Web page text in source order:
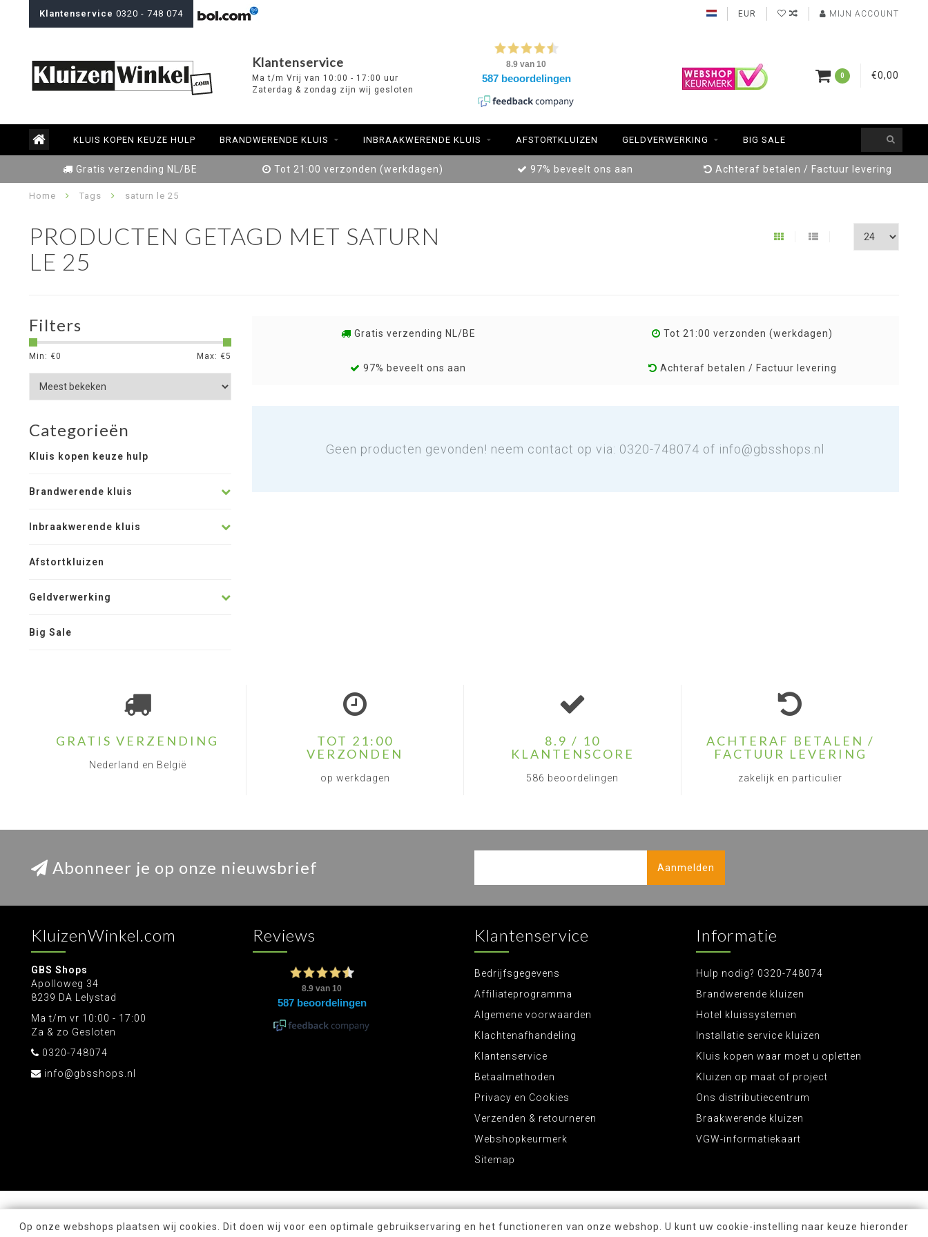
Klantenservice 0320 - 748 074 EUR MIJN ACCOUNT
Klantenservice
Ma t/m Vrij van 10:00 - 17:00 uur
Zaterdag & zondag zijn wij gesloten
0 €0,00
KLUIS KOPEN KEUZE HULP BRANDWERENDE KLUIS INBRAAKWERENDE KLUIS AFSTORTKLUIZEN GELDVERWERKING BIG SALE
Gratis verzending NL/BE Tot 21:00 verzonden (werkdagen) 97% beveelt ons aan Achteraf betalen / Factuur levering
Home Tags saturn le 25
PRODUCTEN GETAGD MET SATURN
LE 25
Filters
Min: €0 Max: €5
Categorieën
Kluis kopen keuze hulp
Brandwerende kluis
Inbraakwerende kluis
Afstortkluizen
Geldverwerking
Big Sale
Gratis verzending NL/BE Tot 21:00 verzonden (werkdagen)
97% beveelt ons aan Achteraf betalen / Factuur levering
Geen producten gevonden! neem contact op via: 0320-748074 of info@gbsshops.nl
GRATIS VERZENDING
Nederland en België
TOT 21:00
VERZONDEN
op werkdagen
8.9 / 10
KLANTENSCORE
586 beoordelingen
ACHTERAF BETALEN /
FACTUUR LEVERING
zakelijk en particulier
Abonneer je op onze nieuwsbrief Aanmelden
KluizenWinkel.com
GBS Shops
Apolloweg 34
8239 DA Lelystad
Ma t/m vr 10:00 - 17:00
Za & zo Gesloten
0320-748074
info@gbsshops.nl
Reviews Klantenservice
Bedrijfsgegevens
Affiliateprogramma
Algemene voorwaarden
Klachtenafhandeling
Klantenservice
Betaalmethoden
Privacy en Cookies
Verzenden & retourneren
Webshopkeurmerk
Sitemap
Informatie
Hulp nodig? 0320-748074
Brandwerende kluizen
Hotel kluissystemen
Installatie service kluizen
Kluis kopen waar moet u opletten
Kluizen op maat of project
Ons distributiecentrum
Braakwerende kluizen
VGW-informatiekaart
Op onze webshops plaatsen wij cookies. Dit doen wij voor een optimale gebruikservaring en het functioneren van onze webshop. U kunt uw cookie-instelling naar keuze hieronder